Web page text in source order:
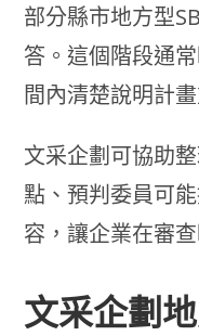
部分縣市地方型
答。這個階段通
間內清楚說明計畫
文采企劃可協助
點、預判委員可
容，讓企業在審
文采企劃